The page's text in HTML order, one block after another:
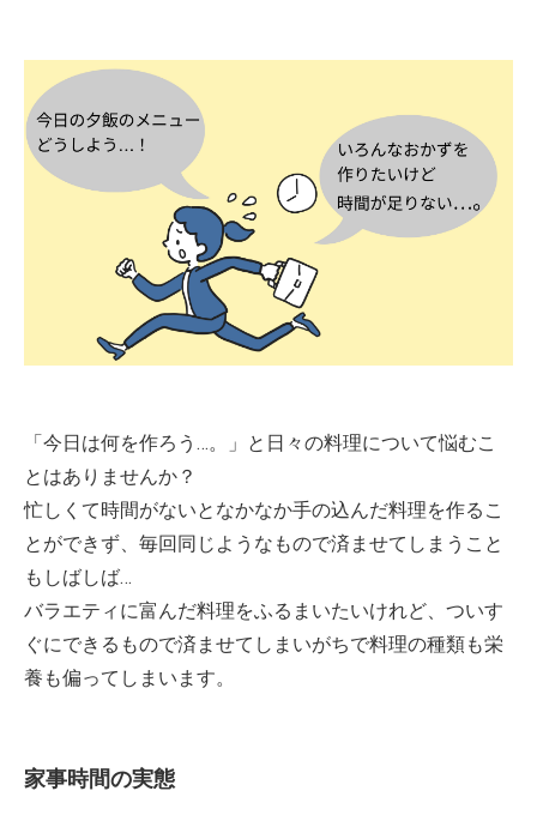
「今日は何を作ろう…。」と日々の料理について悩むこ
とはありませんか？
忙しくて時間がないとなかなか手の込んだ料理を作るこ
とができず、毎回同じようなもので済ませてしまうこと
もしばしば…
バラエティに富んだ料理をふるまいたいけれど、ついす
ぐにできるもので済ませてしまいがちで料理の種類も栄
養も偏ってしまいます。
家事時間の実態